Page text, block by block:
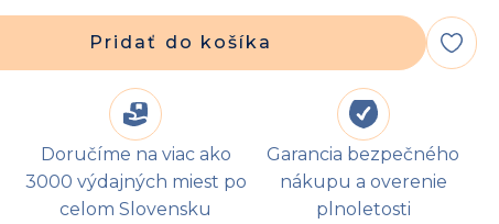
Pridať do košíka
Doručíme na viac ako
3000 výdajných miest po
celom Slovensku
Garancia bezpečného
nákupu a overenie
plnoletosti